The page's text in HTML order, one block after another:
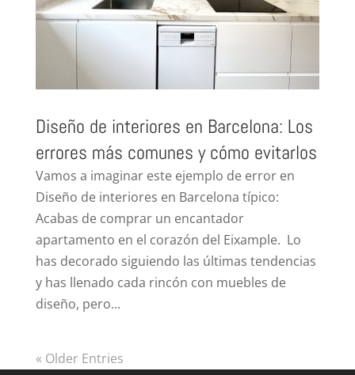
Diseño de interiores en Barcelona: Los
errores más comunes y cómo evitarlos
Vamos a imaginar este ejemplo de error en
Diseño de interiores en Barcelona típico:
Acabas de comprar un encantador
apartamento en el corazón del Eixample. Lo
has decorado siguiendo las últimas tendencias
y has llenado cada rincón con muebles de
diseño, pero...
« Older Entries